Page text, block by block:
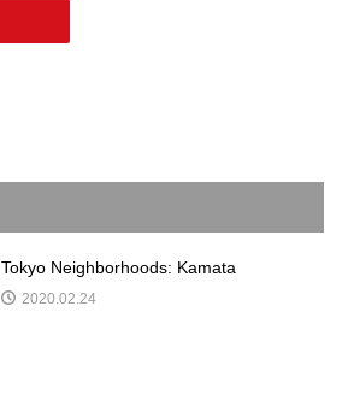
Tokyo Neighborhoods: Kamata
2020.02.24